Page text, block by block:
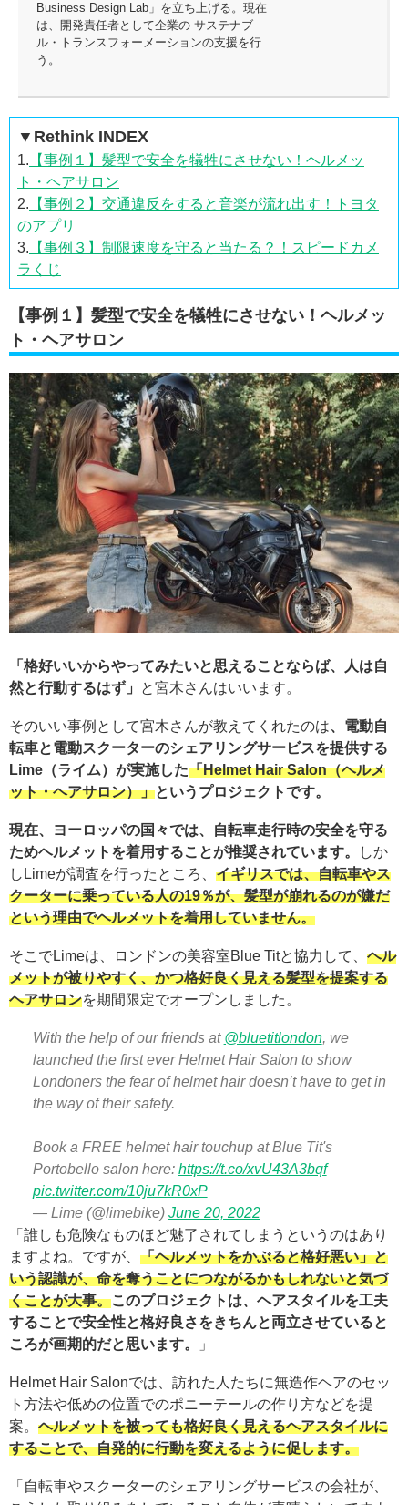
Business Design Lab」を立ち上げる。現在
は、開発責任者として企業の サステナブ
ル・トランスフォーメーションの支援を行
う。
▼Rethink INDEX
1. 【事例１】髪型で安全を犠牲にさせない！ヘルメッ
ト・ヘアサロン
2. 【事例２】交通違反をすると音楽が流れ出す！トヨタ
のアプリ
3. 【事例３】制限速度を守ると当たる？！スピードカメ
ラくじ
【事例１】髪型で安全を犠牲にさせない！ヘルメッ
ト・ヘアサロン
「格好いいからやってみたいと思えることならば、人は自
然と行動するはず」
と宮木さんはいいます。
そのいい事例として宮木さんが教えてくれたのは、電動自
転車と電動スクーターのシェアリングサービスを提供する
Lime（ライム）が実施した「Helmet Hair Salon（ヘルメ
ット・ヘアサロン）」というプロジェクトです。
現在、ヨーロッパの国々では、自転車走行時の安全を守る
ためヘルメットを着用することが推奨されています。
しか
しLimeが調査を行ったところ、 イギリスでは、自転車やス
クーターに乗っている人の19％が、髪型が崩れるのが嫌だ
という理由でヘルメットを着用していません。
そこでLimeは、ロンドンの美容室Blue Titと協力して、 ヘル
メットが被りやすく、かつ格好良く見える髪型を提案する
ヘアサロンを期間限定でオープンしました。
With the help of our friends at @bluetitlondon, we
launched the first ever Helmet Hair Salon to show
Londoners the fear of helmet hair doesn’t have to get in
the way of their safety.
Book a FREE helmet hair touchup at Blue Tit's
Portobello salon here: https://t.co/xvU43A3bqf
pic.twitter.com/10ju7kR0xP
— Lime (@limebike) June 20, 2022
「誰しも危険なものほど魅了されてしまうというのはあり
ますよね。ですが、 「ヘルメットをかぶると格好悪い」と
いう認識が、命を奪うことにつながるかもしれないと気づ
くことが大事。このプロジェクトは、ヘアスタイルを工夫
することで安全性と格好良さをきちんと両立させていると
ころが画期的だと思います。
」
Helmet Hair Salonでは、訪れた人たちに無造作ヘアのセッ
ト方法や低めの位置でのポニーテールの作り方などを提
案。 ヘルメットを被っても格好良く見えるヘアスタイルに
することで、自発的に行動を変えるように促します。
「自転車やスクーターのシェアリングサービスの会社が、